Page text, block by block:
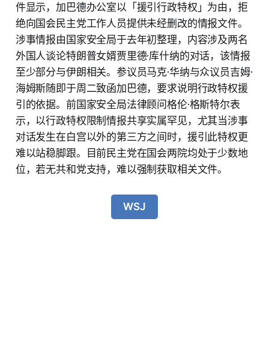
件显示，加巴德办公室以「援引行政特权」为由，拒
绝向国会民主党工作人员提供未经删改的情报文件。
涉事情报由国家安全局于去年初整理，内容涉及两名
外国人谈论特朗普女婿贾里德·库什纳的对话，该情报
至少部分与伊朗相关。参议员马克·华纳与众议员吉姆·
海姆斯随即于周二致函加巴德，要求说明行政特权援
引的依据。前国家安全局法律顾问格伦·格斯特尔表
示，以行政特权限制情报共享实属罕见，尤其当涉事
对话发生在白宫以外的第三方之间时，援引此特权更
难以站稳脚跟。目前民主党在国会两院均处于少数地
位，若无共和党支持，难以强制获取相关文件。
WSJ